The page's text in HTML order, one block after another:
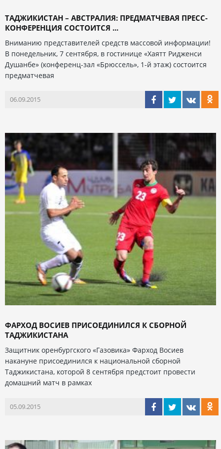
ТАДЖИКИСТАН – АВСТРАЛИЯ: ПРЕДМАТЧЕВАЯ ПРЕСС-
КОНФЕРЕНЦИЯ СОСТОИТСЯ ...
Вниманию представителей средств массовой информации!
В понедельник, 7 сентября, в гостинице «Хаятт Ридженси
Душанбе» (конференц-зал «Брюссель», 1-й этаж) состоится
предматчевая
06.09.2015
ФАРХОД ВОСИЕВ ПРИСОЕДИНИЛСЯ К СБОРНОЙ
ТАДЖИКИСТАНА
Защитник оренбургского «Газовика» Фарход Восиев
накануне присоединился к национальной сборной
Таджикистана, которой 8 сентября предстоит провести
домашний матч в рамках
05.09.2015